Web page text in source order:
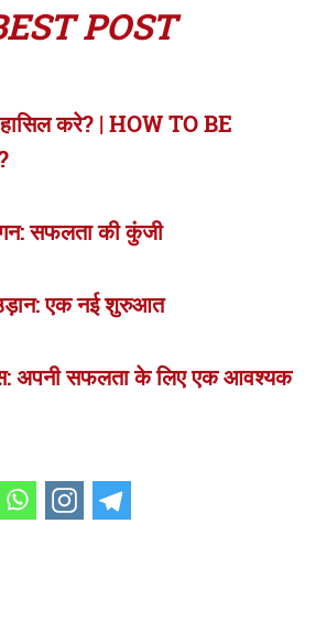
POST
करे? | HOW TO BE
सफलता की कुंजी
एक नई शुरुआत
अपनी सफलता के लिए एक आवश्यक